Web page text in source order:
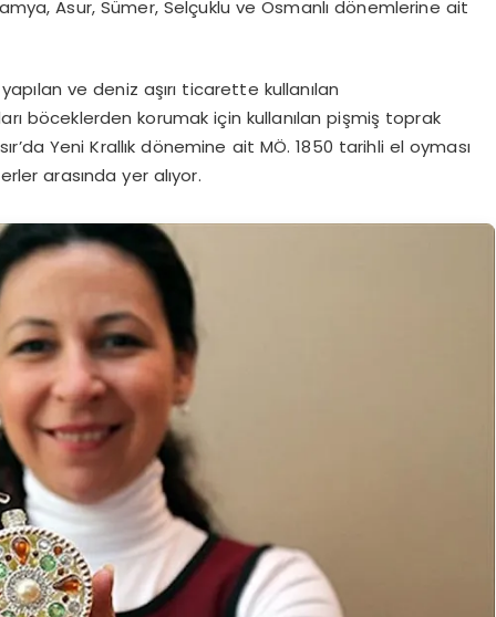
Asur, Sümer, Selçuklu ve Osmanlı dönemlerine ait
ve deniz aşırı ticarette kullanılan
böceklerden korumak için kullanılan pişmiş toprak
Yeni Krallık dönemine ait MÖ. 1850 tarihli el oyması
arasında yer alıyor.